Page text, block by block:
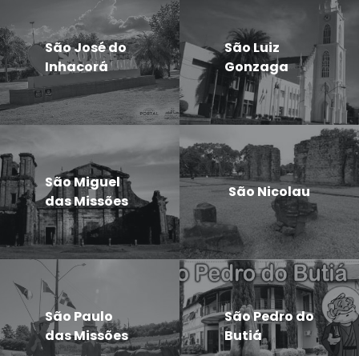
São José do
Inhacorá
São Luiz
Gonzaga
São Miguel
das Missões
São Nicolau
São Paulo
das Missões
São Pedro do
Butiá